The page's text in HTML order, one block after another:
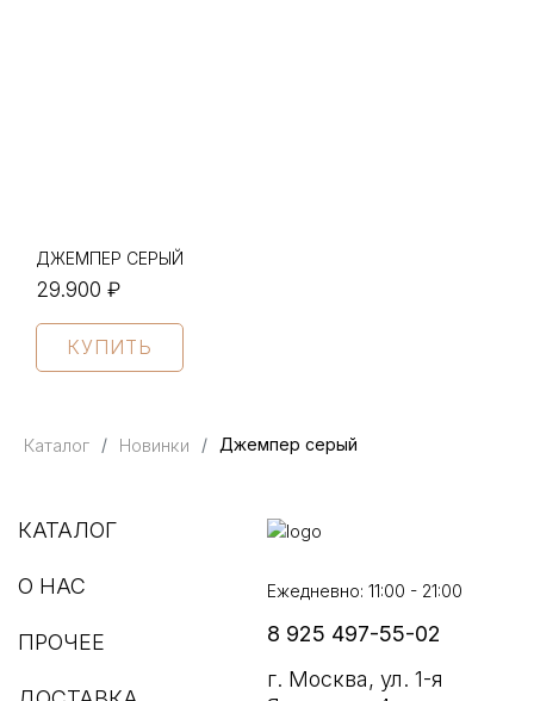
ДЖЕМПЕР СЕРЫЙ
29.900 ₽
КУПИТЬ
Каталог Новинки Джемпер серый
КАТАЛОГ
О НАС
ПРОЧЕЕ
Ежедневно: 11:00 - 21:00
8 925 497-55-02
г. Москва, ул. 1-я